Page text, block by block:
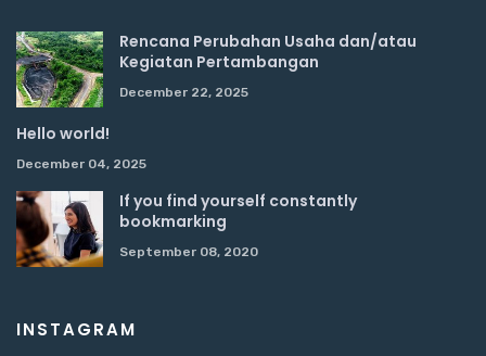
Rencana Perubahan Usaha dan/atau
Kegiatan Pertambangan
December 22, 2025
Hello world!
December 04, 2025
If you find yourself constantly
bookmarking
September 08, 2020
INSTAGRAM